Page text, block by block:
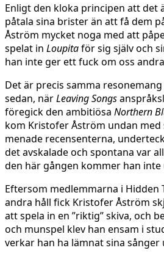
Enligt den kloka principen att det
påtala sina brister än att få dem
Åström mycket noga med att
spelat in Loupitaför sig själv och
han inte ger ett fuck om oss
Det är precis samma
sedan, närLeaving Songs
föregick den ambitiösa Northern
kom Kristofer Åström undan med
menade recensenterna,
det avskalade och spontana var
den här gången kommer han
Eftersom medlemmarna i Hidden
andra håll fick Kristofer Åström
att spela in en ”riktig” skiva, och
och munspel klev han ensam i
verkar han ha lämnat sina sånger